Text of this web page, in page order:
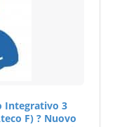
Integrativo 3
F) ? Nuovo